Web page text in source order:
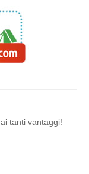
tanti vantaggi!